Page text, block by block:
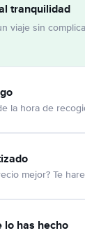
tranquilidad
viaje sin
la hora de
mejor? Te
lo has hecho